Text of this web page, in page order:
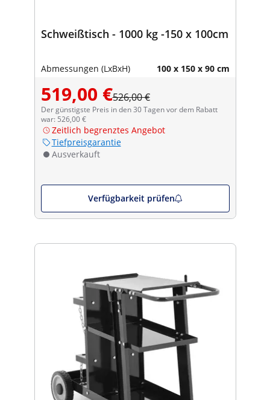
Schweißtisch - 1000 kg -150 x 100cm
Abmessungen (LxBxH) 100 x 150 x 90 cm
519,00 €526,00 €
Der günstigste Preis in den 30 Tagen vor dem Rabatt
war: 526,00 €
Zeitlich begrenztes Angebot
Tiefpreisgarantie
Ausverkauft
Verfügbarkeit prüfen